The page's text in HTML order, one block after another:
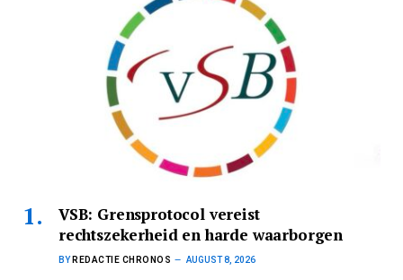
VSB: Grensprotocol vereist
rechtszekerheid en harde waarborgen
BY REDACTIE CHRONOS AUGUST 8, 2026